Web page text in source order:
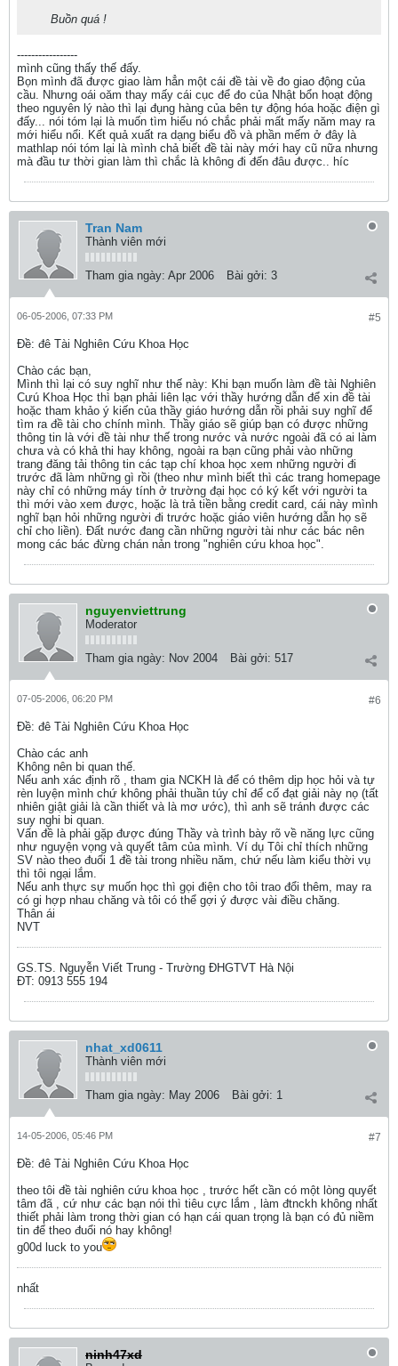
Buồn quá !
-----------------
mình cũng thấy thế đấy.
Bọn mình đã được giao làm hẳn một cái đề tài về đo giao động của
cầu. Nhưng oái oăm thay mấy cái cục để đo của Nhật bổn hoạt động
theo nguyên lý nào thì lại đụng hàng của bên tự động hóa hoặc điện gì
đấy... nói tóm lại là muốn tìm hiểu nó chắc phải mất mấy năm may ra
mới hiểu nổi. Kết quả xuất ra dạng biểu đồ và phần mếm ở đây là
mathlap nói tóm lại là mình chả biết đề tài này mới hay cũ nữa nhưng
mà đầu tư thời gian làm thì chắc là không đi đến đâu được.. híc
Tran Nam
Thành viên mới
Tham gia ngày: Apr 2006 Bài gởi: 3
#5
06-05-2006, 07:33 PM
Ðề: đê Tài Nghiên Cứu Khoa Học
Chào các bạn,
Mình thì lại có suy nghĩ như thế này: Khi bạn muốn làm đề tài Nghiên
Cưú Khoa Học thì bạn phải liên lạc với thầy hướng dẫn để xin đề tài
hoặc tham khảo ý kiến của thầy giáo hướng dẫn rồi phải suy nghĩ để
tìm ra đề tài cho chính mình. Thầy giáo sẽ giúp bạn có được những
thông tin là với đề tài như thế trong nước và nước ngoài đã có ai làm
chưa và có khả thi hay không, ngoài ra bạn cũng phải vào những
trang đăng tải thông tin các tạp chí khoa học xem những người đi
trước đã làm những gì rồi (theo như mình biết thì các trang homepage
này chỉ có những máy tính ở trường đại học có ký kết với người ta
thì mới vào xem được, hoặc là trả tiền bằng credit card, cái này mình
nghĩ bạn hỏi những người đi trước hoặc giáo viên hướng dẫn họ sẽ
chỉ cho liền). Đất nước đang cần những người tài như các bác nên
mong các bác đừng chán nản trong "nghiên cứu khoa học".
nguyenviettrung
Moderator
Tham gia ngày: Nov 2004 Bài gởi: 517
#6
07-05-2006, 06:20 PM
Ðề: đê Tài Nghiên Cứu Khoa Học
Chào các anh
Không nên bi quan thế.
Nếu anh xác định rõ , tham gia NCKH là để có thêm dịp học hỏi và tự
rèn luyện mình chứ không phải thuần túy chỉ để cố đạt giải này nọ (tất
nhiên giật giải là cần thiết và là mơ ước), thì anh sẽ tránh được các
suy nghi bi quan.
Vấn đề là phải gặp được đúng Thầy và trình bày rõ về năng lực cũng
như nguyện vọng và quyết tâm của mình. Ví dụ Tôi chỉ thích những
SV nào theo đuổi 1 đề tài trong nhiều năm, chứ nếu làm kiểu thời vụ
thì tôi ngại lắm.
Nếu anh thực sự muốn học thì gọi điện cho tôi trao đổi thêm, may ra
có gi hợp nhau chăng và tôi có thể gợi ý được vài điều chăng.
Thân ái
NVT
GS.TS. Nguyễn Viết Trung - Trường ĐHGTVT Hà Nội
ĐT: 0913 555 194
nhat_xd0611
Thành viên mới
Tham gia ngày: May 2006 Bài gởi: 1
#7
14-05-2006, 05:46 PM
Ðề: đê Tài Nghiên Cứu Khoa Học
theo tôi đề tài nghiên cứu khoa học , trước hết cần có một lòng quyết
tâm đã , cứ như các bạn nói thì tiêu cực lắm , làm đtnckh không nhất
thiết phải làm trong thời gian có hạn cái quan trọng là bạn có đủ niềm
tin để theo đuổi nó hay không!
g00d luck to you
nhất
ninh47xd